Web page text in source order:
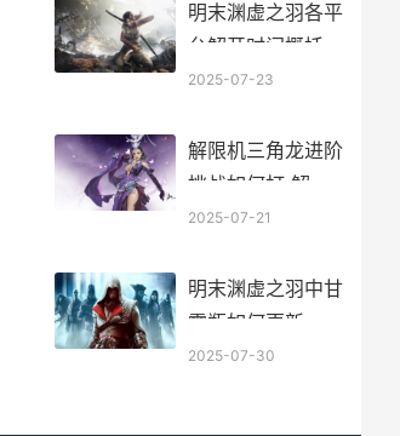
明末渊虚之羽各平
台解开时间概括
虚渊玄未参与哪些
2025-07-23
解限机三角龙进阶
挑战如何打 解限
机三角龙进阶
2025-07-21
明末渊虚之羽中甘
露瓶如何更新 明
末渊虚之羽中信作
2025-07-30